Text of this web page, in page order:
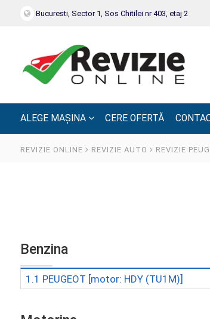
Bucuresti, Sector 1, Sos Chitilei nr 403, etaj 2
ALEGE MAȘINA CERE OFERTĂ
REVIZIE ONLINE REVIZIE AUTO REVIZIE
Benzina
1.1 PEUGEOT [motor: HDY (TU1M)]